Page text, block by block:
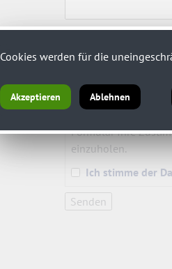
Aufgrund der
Formular Ihre
einzuholen.
Ich stimme der
Cookies werden für die
Akzeptieren Ablehnen